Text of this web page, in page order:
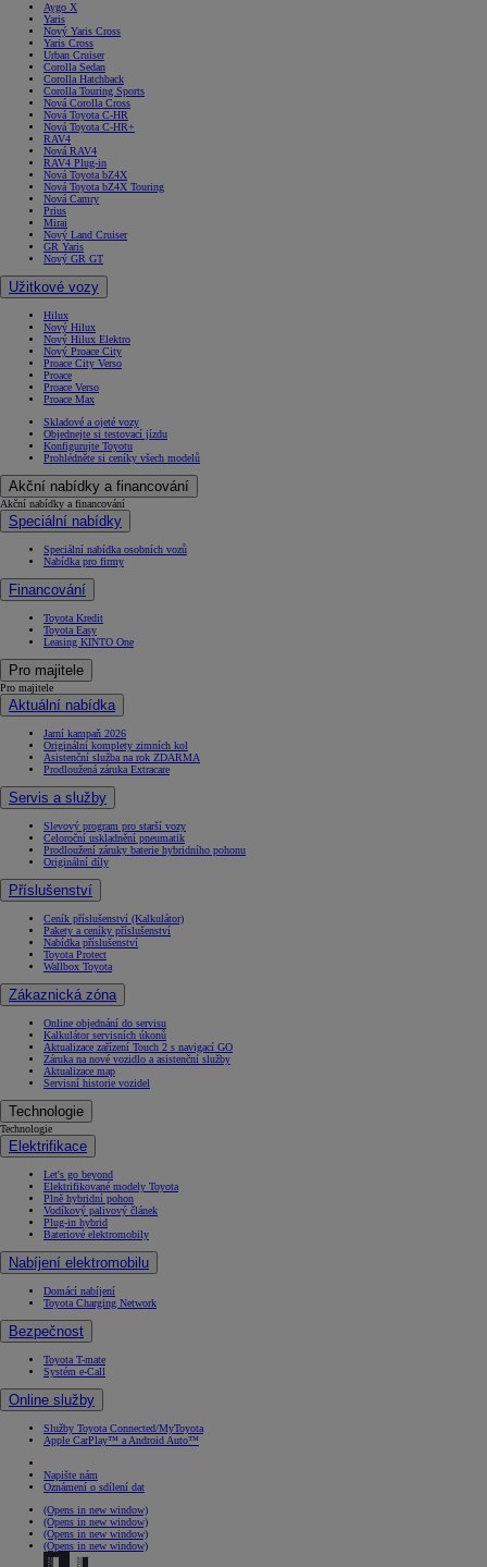
Aygo X
Yaris
Nový Yaris Cross
Yaris Cross
Urban Cruiser
Corolla Sedan
Corolla Hatchback
Corolla Touring Sports
Nová Corolla Cross
Nová Toyota C-HR
Nová Toyota C-HR+
RAV4
Nová RAV4
RAV4 Plug-in
Nová Toyota bZ4X
Nová Toyota bZ4X Touring
Nová Camry
Prius
Mirai
Nový Land Cruiser
GR Yaris
Nový GR GT
Užitkové vozy
Hilux
Nový Hilux
Nový Hilux Elektro
Nový Proace City
Proace City Verso
Proace
Proace Verso
Proace Max
Skladové a ojeté vozy
Objednejte si testovací jízdu
Konfigurujte Toyotu
Prohlédněte si ceníky všech modelů
Akční nabídky a financování
Akční nabídky a financování
Speciální nabídky
Speciální nabídka osobních vozů
Nabídka pro firmy
Financování
Toyota Kredit
Toyota Easy
Leasing KINTO One
Pro majitele
Pro majitele
Aktuální nabídka
Jarní kampaň 2026
Originální komplety zimních kol
Asistenční služba na rok ZDARMA
Prodloužená záruka Extracare
Servis a služby
Slevový program pro starší vozy
Celoroční uskladnění pneumatik
Prodloužení záruky baterie hybridního pohonu
Originální díly
Příslušenství
Ceník příslušenství (Kalkulátor)
Pakety a ceníky příslušenství
Nabídka příslušenství
Toyota Protect
Wallbox Toyota
Zákaznická zóna
Online objednání do servisu
Kalkulátor servisních úkonů
Aktualizace zařízení Touch 2 s navigací GO
Záruka na nové vozidlo a asistenční služby
Aktualizace map
Servisní historie vozidel
Technologie
Technologie
Elektrifikace
Let's go beyond
Elektrifikované modely Toyota
Plně hybridní pohon
Vodíkový palivový článek
Plug-in hybrid
Bateriové elektromobily
Nabíjení elektromobilu
Domácí nabíjení
Toyota Charging Network
Bezpečnost
Toyota T-mate
Systém e-Call
Online služby
Služby Toyota Connected/MyToyota
Apple CarPlay™ a Android Auto™
Napište nám
Oznámení o sdílení dat
(Opens in new window)
(Opens in new window)
(Opens in new window)
(Opens in new window)